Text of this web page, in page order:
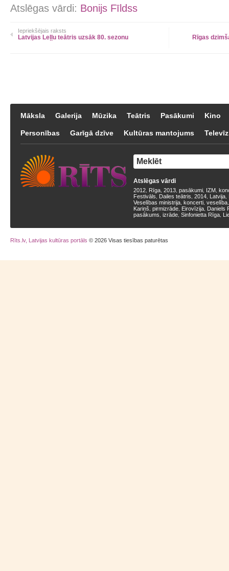
Atslēgas vārdi: Bonijs Fīldss
Iepriekšējais raksts
Latvijas Leļļu teātris uzsāk 80. sezonu Rīgas
Māksla Galerija Mūzika Teātris Pasākumi Kino
Personības Garīgā dzīve Kultūras mantojums
Atslēgas vārdi
2012 Rīga 2013 pasākumi IZM
Festivāls
Dailes teātris 2014 Latvija
Veselības ministrija koncerti veselība
Kariņš pirmizrāde Eirovīzija Daniels
pasākums izrāde Sinfonietta Rīga
Rīts.lv, Latvijas kultūras portāls © 2026 Visas tiesības paturētas